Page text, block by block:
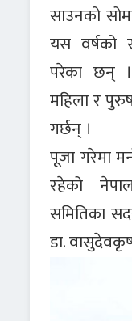
साउनको
यस वर्षको
परेका छन्
महिला र
गर्छन् ।
पूजा गरेमा
रहेको
समितिका
डा.